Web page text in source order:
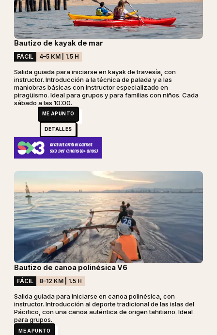
Bautizo de kayak de mar
FÁCIL 4–5 KM | 1.5 H
Salida guiada para iniciarse en kayak de travesía, con
instructor. Introducción a la técnica de palada y a las
maniobras básicas con instructor especializado en
piragüismo. Ideal para grupos y para familias con niños. Cada
sábado a las 10:00.
ME APUNTO
DETALLES
Bautizo de canoa polinésica V6
FÁCIL 8–12 KM | 1.5 H
Salida guiada para iniciarse en canoa polinésica, con
instructor. Introducción al deporte tradicional de las islas del
Pácifico, con una canoa auténtica de origen tahitiano. Ideal
para grupos.
ME APUNTO